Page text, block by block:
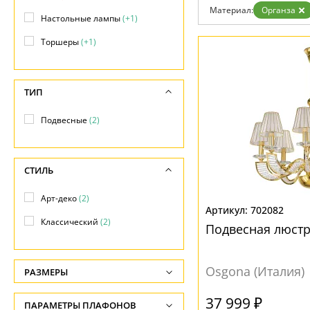
Материал: Органза
702082
Подвесная
Osgona (Италия)
37 999 ₽
Настольные лампы(+1)
Торшеры(+1)
ТИП
Подвесные(2)
СТИЛЬ
Арт-деко(2)
Классический (2)
РАЗМЕРЫ
Высота, см
ПАРАМЕТРЫ ПЛАФОНОВ